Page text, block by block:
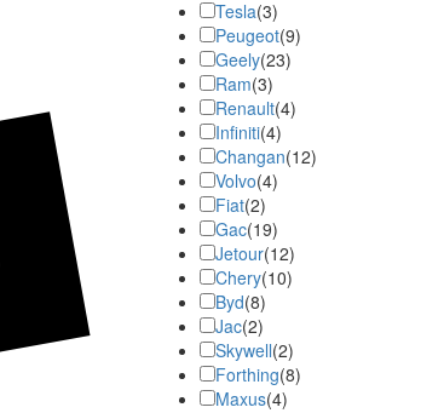
Tesla(3)
Peugeot(9)
Geely(23)
Ram(3)
Renault(4)
Infiniti(4)
Changan(12)
Volvo(4)
Fiat(2)
Gac(19)
Jetour(12)
Chery(10)
Byd(8)
Jac(2)
Skywell(2)
Forthing(8)
Maxus(4)